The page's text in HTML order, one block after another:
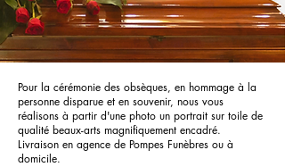
Pour la cérémonie des obsèques, en hommage à la
personne disparue et en souvenir, nous vous
réalisons à partir d'une photo un portrait sur toile de
qualité beaux-arts magnifiquement encadré.
Livraison en agence de Pompes Funèbres ou à
domicile.